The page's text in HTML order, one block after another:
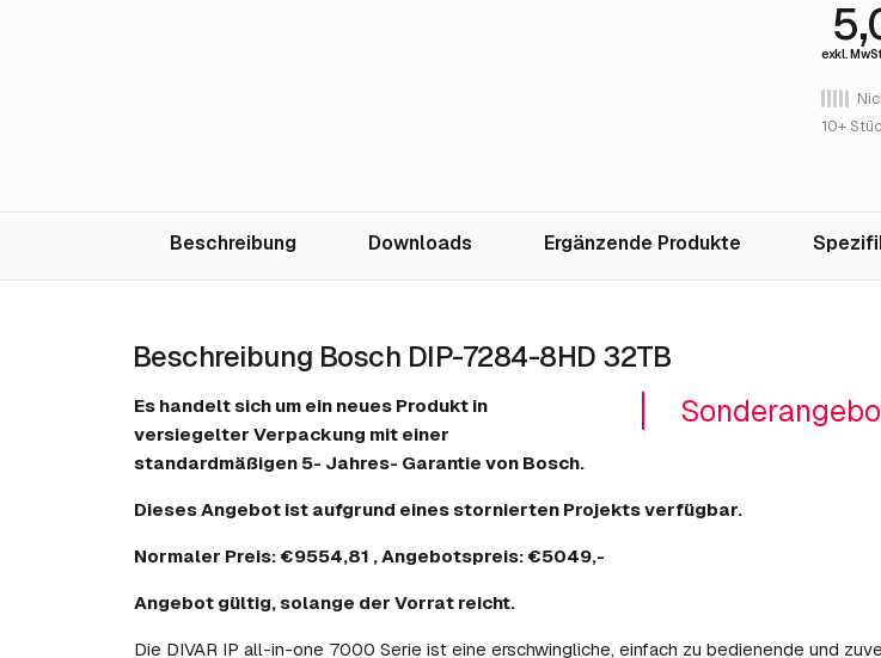
exkl.
10+
Beschreibung Downloads Ergänzende Produkte
Beschreibung Bosch DIP-7284-8HD 32TB
Es handelt sich um ein neues Produkt in
versiegelter Verpackung mit einer
standardmäßigen 5- Jahres- Garantie von Bosch.
Dieses Angebot ist aufgrund eines stornierten Projekts verfügbar.
Normaler Preis: €9554,81 , Angebotspreis: €5049,-
Angebot gültig, solange der Vorrat reicht.
Die DIVAR IP all-in-one 7000 Serie ist eine erschwingliche, einfach zu bedienende und